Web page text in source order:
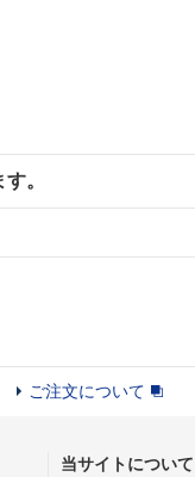
。
ご注文について
当サイトについて